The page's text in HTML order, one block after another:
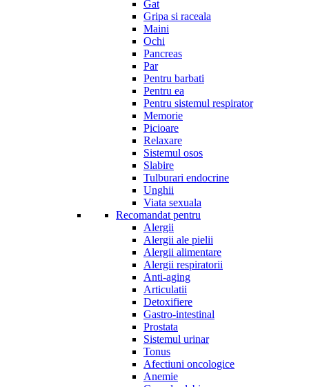
Gat
Gripa si raceala
Maini
Ochi
Pancreas
Par
Pentru barbati
Pentru ea
Pentru sistemul respirator
Memorie
Picioare
Relaxare
Sistemul osos
Slabire
Tulburari endocrine
Unghii
Viata sexuala
Recomandat pentru
Alergii
Alergii ale pielii
Alergii alimentare
Alergii respiratorii
Anti-aging
Articulatii
Detoxifiere
Gastro-intestinal
Prostata
Sistemul urinar
Tonus
Afectiuni oncologice
Anemie